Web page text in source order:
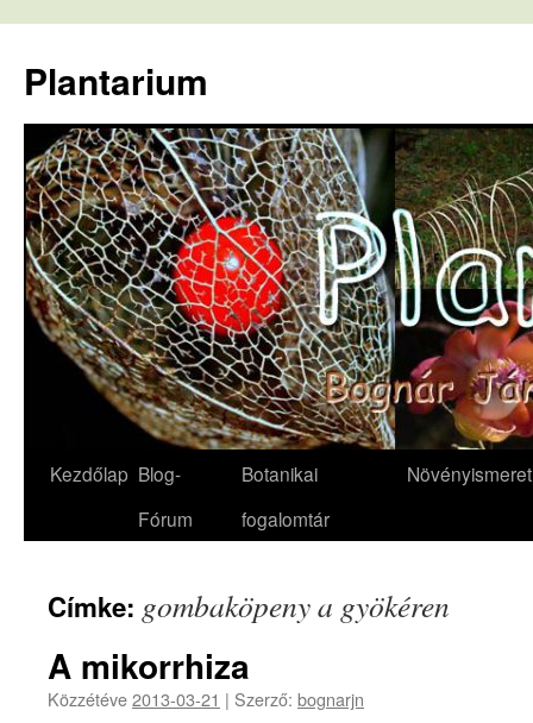
tartalomba
Plantarium
Kezdőlap Blog-
Fórum
Botanikai
fogalomtár
Növényismeret
Címke: gombaköpeny a gyökéren
A mikorrhiza
Közzétéve2013-03-21 | Szerző: bognarjn